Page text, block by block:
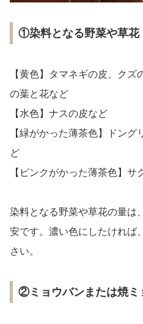
①染料となる野菜や草花
【黄色】タマネギの皮、ク
の葉と花など
【水色】ナスの皮など
【緑がかった薄茶色】ドン
ど
【ピンクがかった薄茶色】サ
染料となる野菜や草花の量は
安です。濃い色にしたければ
さい。
②ミョウバンまたは焼ミ